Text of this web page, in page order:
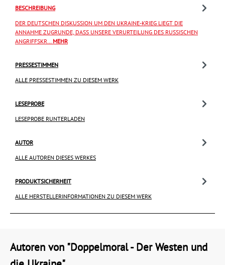
BESCHREIBUNG
DER DEUTSCHEN DISKUSSION UM DEN UKRAINE-KRIEG LIEGT DIE
ANNAHME ZUGRUNDE, DASS UNSERE VERURTEILUNG DES RUSSISCHEN
ANGRIFFSKR… MEHR
PRESSESTIMMEN
ALLE PRESSESTIMMEN ZU DIESEM WERK
LESEPROBE
LESEPROBE RUNTERLADEN
AUTOR
ALLE AUTOREN DIESES WERKES
PRODUKTSICHERHEIT
ALLE HERSTELLERINFORMATIONEN ZU DIESEM WERK
Autoren von "Doppelmoral - Der Westen und